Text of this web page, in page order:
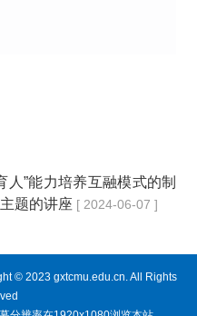
人”能力培养互融模式的制
题的讲座 [ 2024-06-07 ]
© 2023 gxtcmu.edu.cn. All Rights